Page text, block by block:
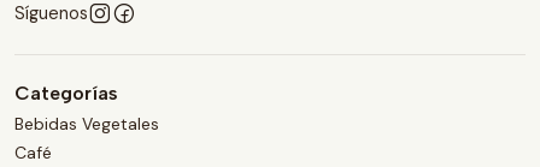
Síguenos
Categorías
Bebidas Vegetales
Café